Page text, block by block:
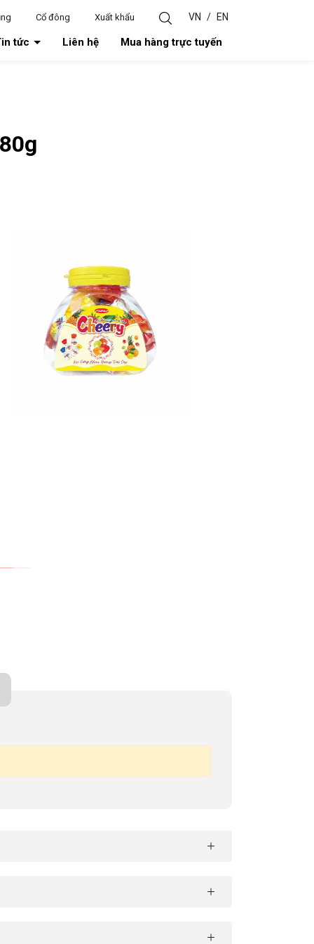
Cổ đông Xuất khẩu VN / EN
tức Liên hệ Mua hàng trực tuyến